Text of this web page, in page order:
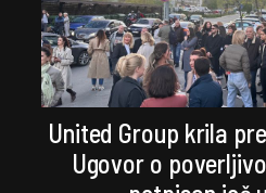
United Group krila
Ugovor o